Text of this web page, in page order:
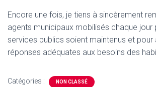
Encore une fois, je tiens à sincèrement
agents municipaux mobilisés chaque jour
services publics soient maintenus et pour
réponses adéquates aux besoins des
Catégories : NON CLASSÉ